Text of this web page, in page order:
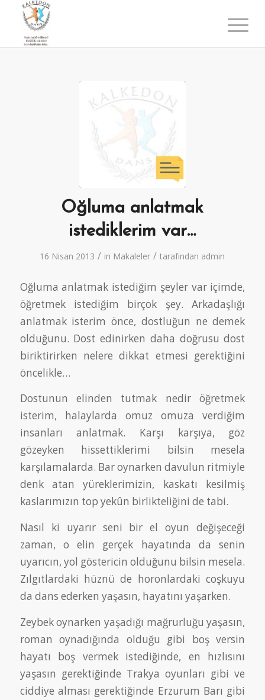
Oğluma anlatmak
istediklerim var…
16 Nisan 2013 / in Makaleler / tarafından admin
Oğluma anlatmak istediğim şeyler var içimde,
öğretmek istediğim birçok şey. Arkadaşlığı
anlatmak isterim önce, dostluğun ne demek
olduğunu. Dost edinirken daha doğrusu dost
biriktirirken nelere dikkat etmesi gerektiğini
öncelikle…
Dostunun elinden tutmak nedir öğretmek
isterim, halaylarda omuz omuza verdiğim
insanları anlatmak. Karşı karşıya, göz
gözeyken hissettiklerimi bilsin mesela
karşılamalarda. Bar oynarken davulun ritmiyle
denk atan yüreklerimizin, kaskatı kesilmiş
kaslarımızın top yekûn birlikteliğini de tabi.
Nasıl ki uyarır seni bir el oyun değişeceği
zaman, o elin gerçek hayatında da senin
uyarıcın, yol göstericin olduğunu bilsin mesela.
Zılgıtlardaki hüznü de horonlardaki coşkuyu
da dans ederken yaşasın, hayatını yaşarken.
Zeybek oynarken yaşadığı mağrurluğu yaşasın,
roman oynadığında olduğu gibi boş versin
hayatı boş vermek istediğinde, en hızlısını
yaşasın gerektiğinde Trakya oyunları gibi ve
ciddiye alması gerektiğinde Erzurum Barı gibi